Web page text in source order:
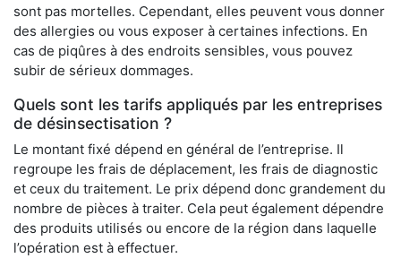
sont pas mortelles. Cependant, elles peuvent vous donner
des allergies ou vous exposer à certaines infections. En
cas de piqûres à des endroits sensibles, vous pouvez
subir de sérieux dommages.
Quels sont les tarifs appliqués par les entreprises
de désinsectisation ?
Le montant fixé dépend en général de l’entreprise. Il
regroupe les frais de déplacement, les frais de diagnostic
et ceux du traitement. Le prix dépend donc grandement du
nombre de pièces à traiter. Cela peut également dépendre
des produits utilisés ou encore de la région dans laquelle
l’opération est à effectuer.